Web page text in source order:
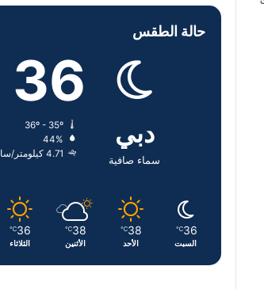
و
ك
د
إ
ن
م
حالة الطقس
دبي
سماء صافية
36
44%
4.71 كيلومتر/ساعة
36
℃
السبت
38
℃
الأحد
38
℃
الأثنين
36
℃
الثلاثاء